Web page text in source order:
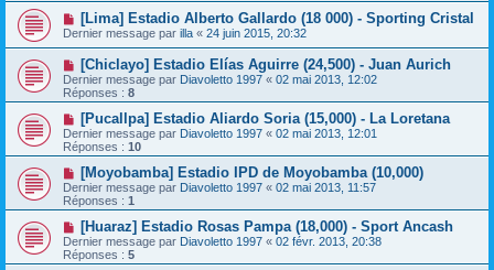
[Lima] Estadio Alberto Gallardo (18 000) - Sporting Cristal
Dernier message par illa « 24 juin 2015, 20:32
[Chiclayo] Estadio Elías Aguirre (24,500) - Juan Aurich
Dernier message par Diavoletto 1997 « 02 mai 2013, 12:02
Réponses : 8
[Pucallpa] Estadio Aliardo Soria (15,000) - La Loretana
Dernier message par Diavoletto 1997 « 02 mai 2013, 12:01
Réponses : 10
[Moyobamba] Estadio IPD de Moyobamba (10,000)
Dernier message par Diavoletto 1997 « 02 mai 2013, 11:57
Réponses : 1
[Huaraz] Estadio Rosas Pampa (18,000) - Sport Ancash
Dernier message par Diavoletto 1997 « 02 févr. 2013, 20:38
Réponses : 5